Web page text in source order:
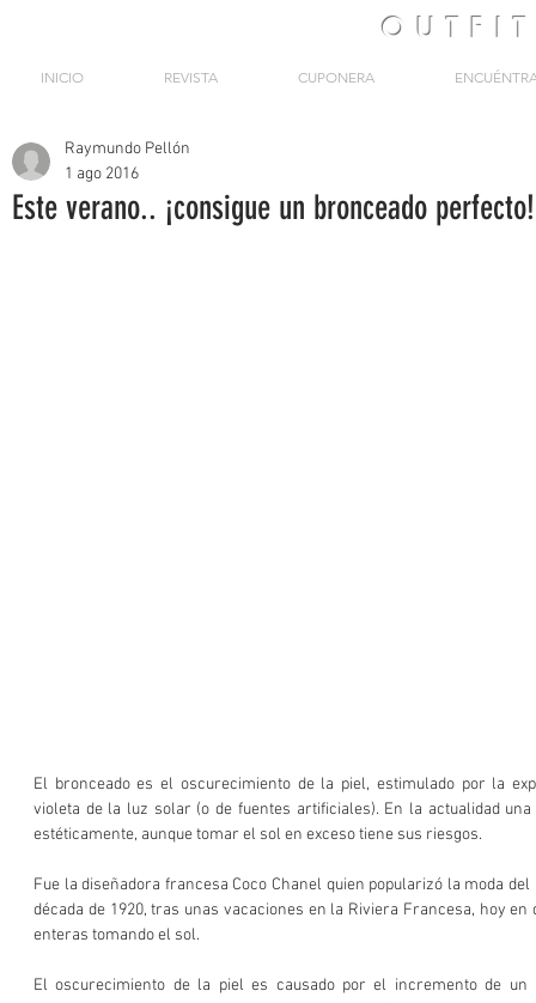
OUTFIT
INICIO REVISTA CUPONERA
Este verano.. ¡consigue un bronceado perfecto!
Raymundo Pellón
1 ago 2016
El bronceado es el oscurecimiento de la piel, estimulado por la
violeta de la luz solar (o de fuentes artificiales). En la actualidad
estéticamente, aunque tomar el sol en exceso tiene sus riesgos.
Fue la diseñadora francesa Coco Chanel quien popularizó la moda
década de 1920, tras unas vacaciones en la Riviera Francesa, hoy
enteras tomando el sol.
El oscurecimiento de la piel es causado por el incremento de un